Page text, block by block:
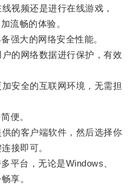
频还是进行在线游戏，
流畅的体验。
大的网络安全性能。
网络数据进行保护，有效
全的互联网环境，无需担
便。
的客户端软件，然后选择你
接即可。
台，无论是Windows、
享。